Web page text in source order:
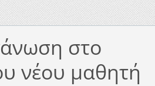
στο
νέου μαθητή